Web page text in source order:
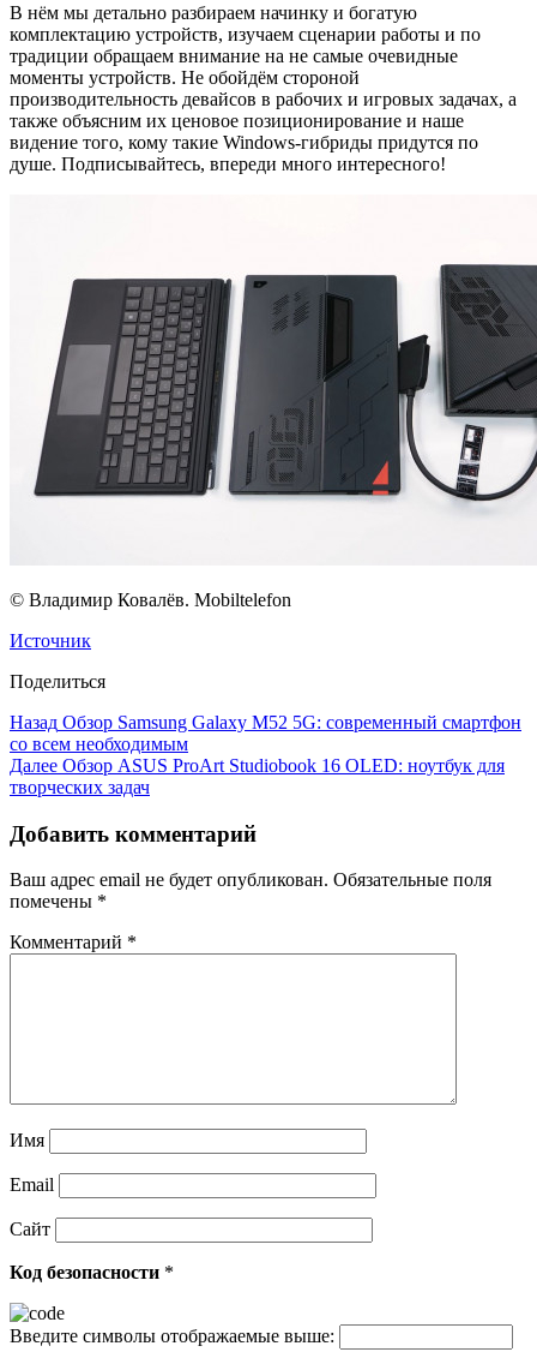
В нём мы детально разбираем начинку и богатую
комплектацию устройств, изучаем сценарии работы и по
традиции обращаем внимание на не самые очевидные
моменты устройств. Не обойдём стороной
производительность девайсов в рабочих и игровых задачах, а
также объясним их ценовое позиционирование и наше
видение того, кому такие Windows-гибриды придутся по
душе. Подписывайтесь, впереди много интересного!
© Владимир Ковалёв. Mobiltelefon
Источник
Поделиться
Назад Обзор Samsung Galaxy M52 5G: современный смартфон
со всем необходимым
Далее Обзор ASUS ProArt Studiobook 16 OLED: ноутбук для
творческих задач
Добавить комментарий
Ваш адрес email не будет опубликован. Обязательные поля
помечены *
Комментарий *
Имя
Email
Сайт
Код безопасности *
Введите символы отображаемые выше: